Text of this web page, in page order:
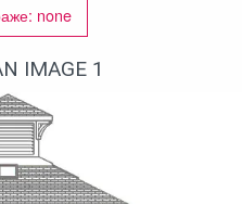
none
IMAGE 1